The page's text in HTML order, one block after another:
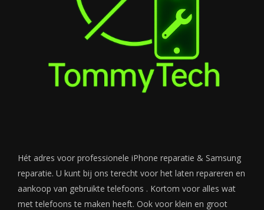
Hét adres voor professionele iPhone reparatie & Samsung
reparatie. U kunt bij ons terecht voor het laten repareren en
aankoop van gebruikte telefoons . Kortom voor alles wat
met telefoons te maken heeft. Ook voor klein en groot